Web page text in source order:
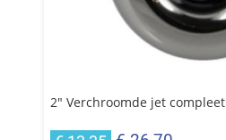
2" Verchroomde jet compleet